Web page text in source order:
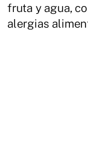
fruta y agua,
alergias